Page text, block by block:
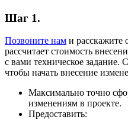
Шаг 1.
Позвоните нам и расскажите
рассчитает стоимость
с вами техническое задание.
чтобы начать внесение
Максимально точно
изменениям в проекте.
Предоставить: